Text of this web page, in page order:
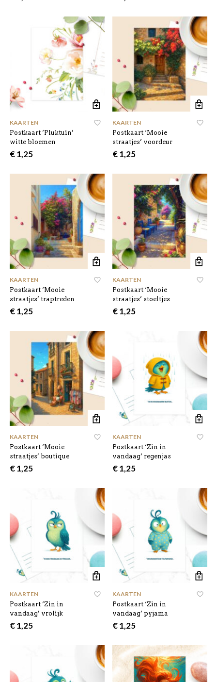
KAARTEN
Postkaart ‘Pluktuin’
witte bloemen
€1,25
KAARTEN
Postkaart ‘Mooie
straatjes’ voordeur
€1,25
KAARTEN
Postkaart ‘Mooie
straatjes’ traptreden
€1,25
KAARTEN
Postkaart ‘Mooie
straatjes’ stoeltjes
€1,25
KAARTEN
Postkaart ‘Mooie
straatjes’ boutique
€1,25
KAARTEN
Postkaart ‘Zin in
vandaag’ regenjas
€1,25
KAARTEN
Postkaart ‘Zin in
vandaag’ vrolijk
€1,25
KAARTEN
Postkaart ‘Zin in
vandaag’ pyjama
€1,25